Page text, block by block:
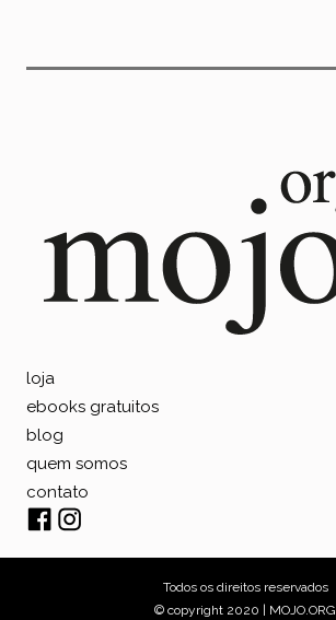
loja
ebooks gratuitos
blog
quem somos
contato
Todos os direitos reservados
© copyright 2020 | MOJO.ORG